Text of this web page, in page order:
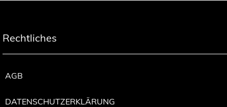
Rechtliches
AGB
DATENSCHUTZERKLÄRUNG